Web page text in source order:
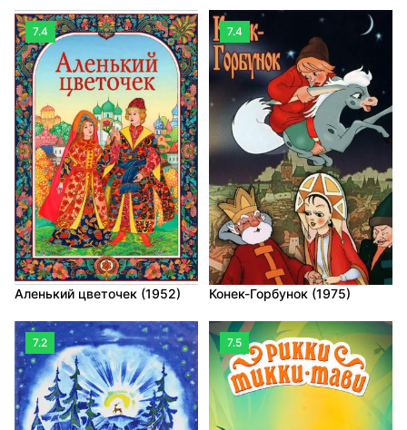
7.4
Аленький цветочек (1952)
7.4
Конек-Горбунок (1975)
7.2 7.5